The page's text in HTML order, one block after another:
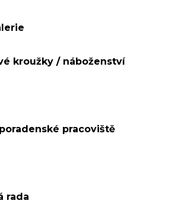
kroužky / náboženství
pracoviště
rada